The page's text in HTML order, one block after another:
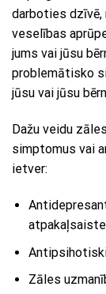
darboties dzīvē,
veselības
jums vai jūsu
problemātisko
jūsu vai jūsu
Dažu veidu
simptomus vai
ietver:
Zāles